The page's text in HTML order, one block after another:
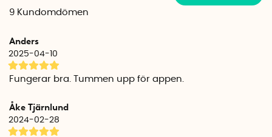
kan du koppla ihop dem i grupper och styra flera uttag med
en knapptryckning.
Visar strömförbrukningen
nuvarande strömförbrukningen. Det gör att du på ett enkelt
sätt kan se och mäta vilka apparater som drar mycket
9 Kundomdömen
Anders
2025-04-10
Fungerar bra. Tummen upp för appen.
Åke Tjärnlund
2024-02-28